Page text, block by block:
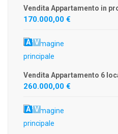
Vendita Appartamento in
170.000,00 €
A V
Vendita Appartamento 6
260.000,00 €
A V